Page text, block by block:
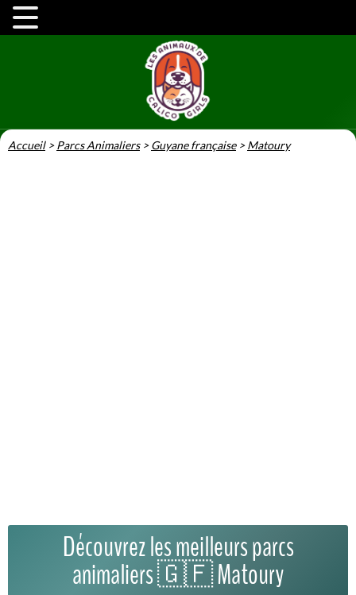
Accueil>Parcs Animaliers>Guyane française>Matoury
Découvrez les meilleurs parcs
animaliers 🇬🇫 Matoury